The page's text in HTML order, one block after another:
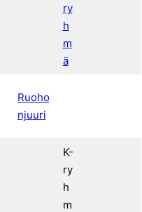
ry
h
m
ä
Ruoho
njuuri
K-
ry
h
m